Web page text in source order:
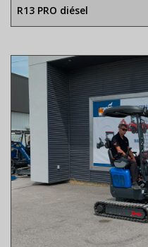
R13 PRO diésel